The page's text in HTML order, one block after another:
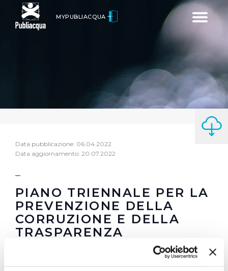
Toggle
MYPUBLIACQUA
Data pubblicazione: 06.04.2022
Data aggiornamento: 20.07.2022
PIANO TRIENNALE PER LA
PREVENZIONE DELLA
CORRUZIONE E DELLA
TRASPARENZA
RegolamentoeAllegato 1per la Trasparenza e la